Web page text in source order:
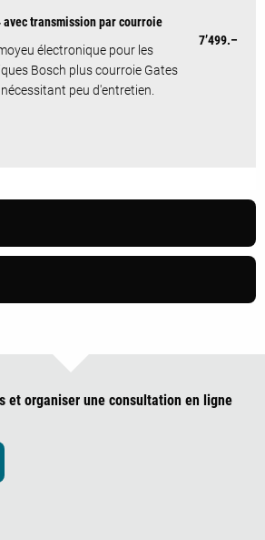
transmission par courroie
électronique pour les
Bosch plus courroie Gates
peu d'entretien.
7’499.–
et organiser une consultation en ligne